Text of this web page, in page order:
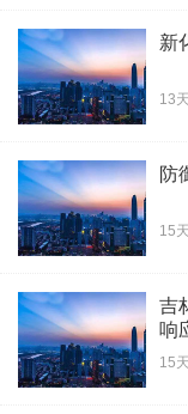
新
13
防
15
吉
响
15